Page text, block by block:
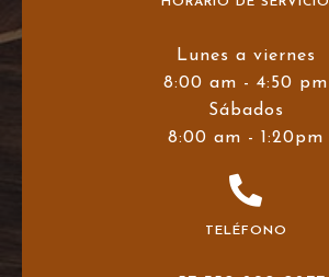
Lunes a viernes
8:00 am - 4:50 pm
Sábados
8:00 am - 1:20pm
TELÉFONO